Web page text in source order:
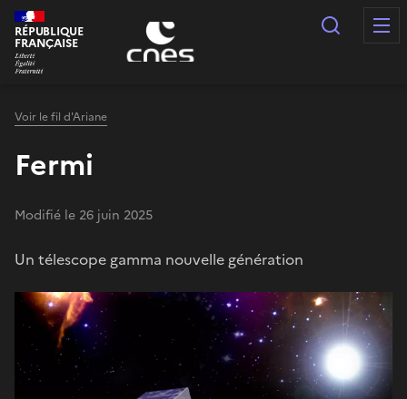
Panneau de gestion des cookies
RÉPUBLIQUE
FRANÇAISE
Voir le fil d'Ariane
Fermi
Modifié le 26 juin 2025
Un télescope gamma nouvelle génération